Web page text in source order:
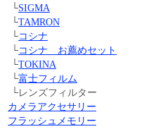
└SIGMA
└TAMRON
└コシナ
└コシナ お薦めセット
└TOKINA
└富士フィルム
└レンズフィルター
カメラアクセサリー
フラッシュメモリー